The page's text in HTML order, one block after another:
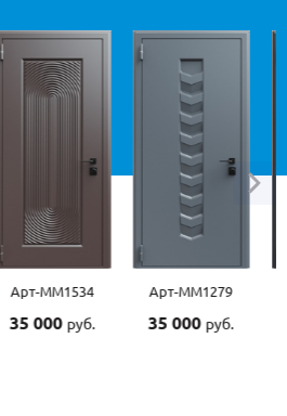
Арт-ММ1534
35 000 руб.
Арт-ММ1279
35 000 руб.